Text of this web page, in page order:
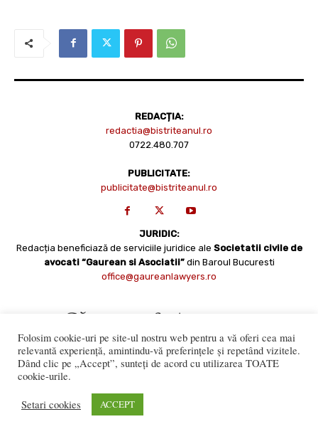
REDACȚIA:
redactia@bistriteanul.ro
0722.480.707
PUBLICITATE:
publicitate@bistriteanul.ro
JURIDIC:
Redacția beneficiază de serviciile juridice ale Societatii civile de
avocati “Gaurean si Asociatii” din Baroul Bucuresti
office@gaureanlawyers.ro
numai cu acordul expres al Bistriteanul.Ro. © Copyright 2008 -
Folosim cookie-uri pe site-ul nostru web pentru a vă oferi cea mai
relevantă experiență, amintindu-vă preferințele și repetând vizitele.
Dând clic pe „Accept”, sunteți de acord cu utilizarea TOATE
cookie-urile.
Setari cookies ACCEPT